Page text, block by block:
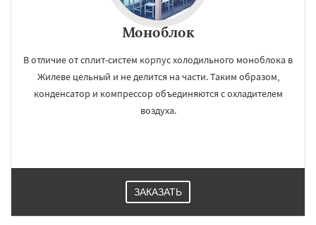
Запрудная Заречье
Измайлово Икша
Лесной
Малаховка Менделеевск Михнево
Монино Нахабино Некрасовское
Правдинский
Решетниково Родники Свердловск
Томилино Тучково
Моноблок
В отличие от сплит-систем корпус холодильного моноблока в
Жилеве цельный и не делится на части. Таким образом,
конденсатор и компрессор объединяются с охладителем
воздуха.
ЗАКАЗАТЬ
Даю согласие на обработку персональных данных